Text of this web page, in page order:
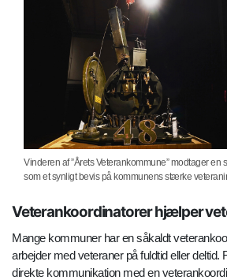
Vinderen af ”Årets Veterankommune” modtager en
som et synligt bevis på kommunens stærke
Veterankoordinatorer hjælper
Mange kommuner har en såkaldt
arbejder med veteraner på fuldtid eller deltid.
direkte kommunikation med en